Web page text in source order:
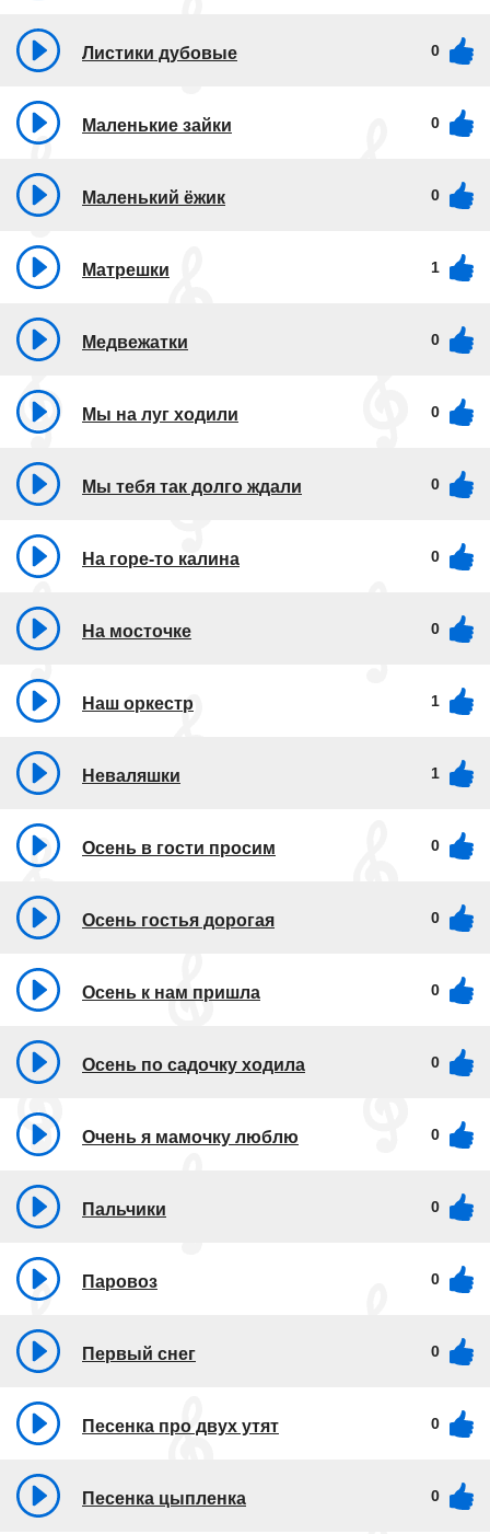
Листики дубовые 0
Маленькие зайки 0
Маленький ёжик 0
Матрешки 1
Медвежатки 0
Мы на луг ходили 0
Мы тебя так долго ждали 0
На горе-то калина 0
На мосточке 0
Наш оркестр 1
Неваляшки 1
Осень в гости просим 0
Осень гостья дорогая 0
Осень к нам пришла 0
Осень по садочку ходила 0
Очень я мамочку люблю 0
Пальчики 0
Паровоз 0
Первый снег 0
Песенка про двух утят 0
Песенка цыпленка 0